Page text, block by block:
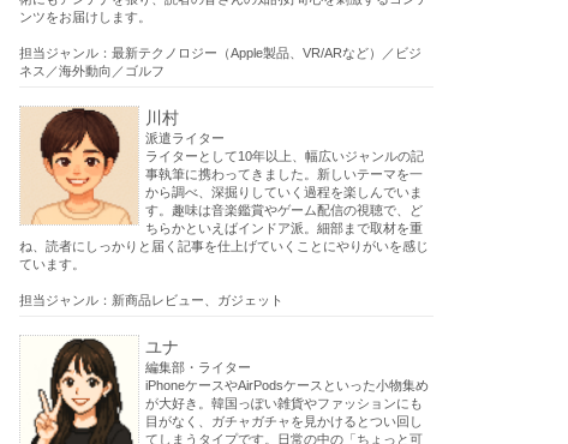
ンツをお届けします。
担当ジャンル：最新テクノロジー（Apple製品、VR/ARなど）／ビジ
ネス／海外動向／ゴルフ
川村
派遣ライター
ライターとして10年以上、幅広いジャンルの記
事執筆に携わってきました。新しいテーマを一
から調べ、深掘りしていく過程を楽しんでいま
す。趣味は音楽鑑賞やゲーム配信の視聴で、ど
ちらかといえばインドア派。細部まで取材を重
ね、読者にしっかりと届く記事を仕上げていくことにやりがいを感じ
ています。
担当ジャンル：新商品レビュー、ガジェット
ユナ
編集部・ライター
iPhoneケースやAirPodsケースといった小物集め
が大好き。韓国っぽい雑貨やファッションにも
目がなく、ガチャガチャを見かけるとつい回し
てしまうタイプです。日常の中の「ちょっと可